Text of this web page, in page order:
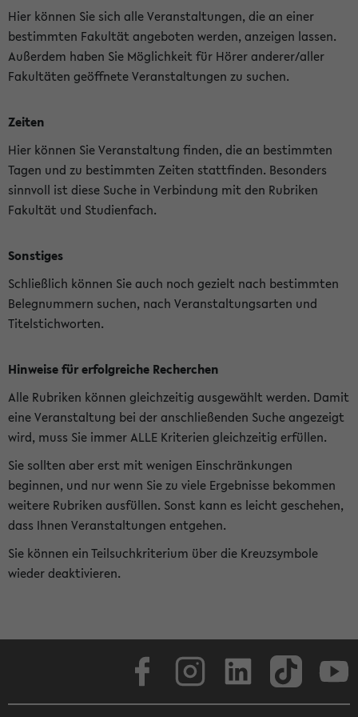
Hier können Sie sich alle Veranstaltungen, die an einer
bestimmten Fakultät angeboten werden, anzeigen lassen.
Außerdem haben Sie Möglichkeit für Hörer anderer/aller
Fakultäten geöffnete Veranstaltungen zu suchen.
Zeiten
Hier können Sie Veranstaltung finden, die an bestimmten
Tagen und zu bestimmten Zeiten stattfinden. Besonders
sinnvoll ist diese Suche in Verbindung mit den Rubriken
Fakultät und Studienfach.
Sonstiges
Schließlich können Sie auch noch gezielt nach bestimmten
Belegnummern suchen, nach Veranstaltungsarten und
Titelstichworten.
Hinweise für erfolgreiche Recherchen
Alle Rubriken können gleichzeitig ausgewählt werden. Damit
eine Veranstaltung bei der anschließenden Suche angezeigt
wird, muss Sie immer ALLE Kriterien gleichzeitig erfüllen.
Sie sollten aber erst mit wenigen Einschränkungen
beginnen, und nur wenn Sie zu viele Ergebnisse bekommen
weitere Rubriken ausfüllen. Sonst kann es leicht geschehen,
dass Ihnen Veranstaltungen entgehen.
Sie können ein Teilsuchkriterium über die Kreuzsymbole
wieder deaktivieren.